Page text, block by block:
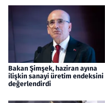
Bakan Şimşek, haziran ayına
ilişkin sanayi üretim endeksini
değerlendirdi